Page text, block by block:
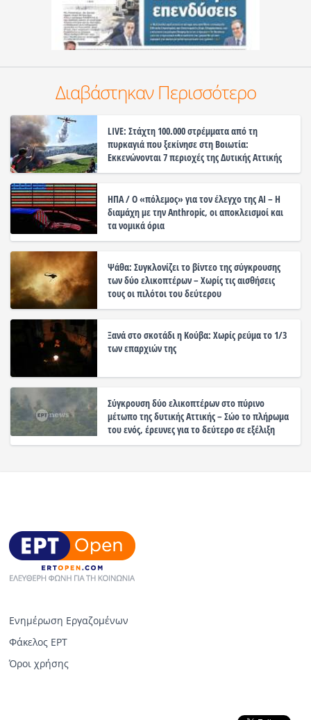
Διαβάστηκαν Περισσότερο
LIVE: Στάχτη 100.000 στρέμματα από τη
πυρκαγιά που ξεκίνησε στη Βοιωτία:
Εκκενώνονται 7 περιοχές της Δυτικής Αττικής
ΗΠΑ / Ο «πόλεμος» για τον έλεγχο της ΑΙ – Η
διαμάχη με την Anthropic, οι αποκλεισμοί και
τα νομικά όρια
Ψάθα: Συγκλονίζει το βίντεο της σύγκρουσης
των δύο ελικοπτέρων – Χωρίς τις αισθήσεις
τους οι πιλότοι του δεύτερου
Ξανά στο σκοτάδι η Κούβα: Χωρίς ρεύμα το 1/3
των επαρχιών της
Σύγκρουση δύο ελικοπτέρων στο πύρινο
μέτωπο της δυτικής Αττικής – Σώο το πλήρωμα
του ενός, έρευνες για το δεύτερο σε εξέλιξη
Ενημέρωση Εργαζομένων
Φάκελος ΕΡΤ
Όροι χρήσης